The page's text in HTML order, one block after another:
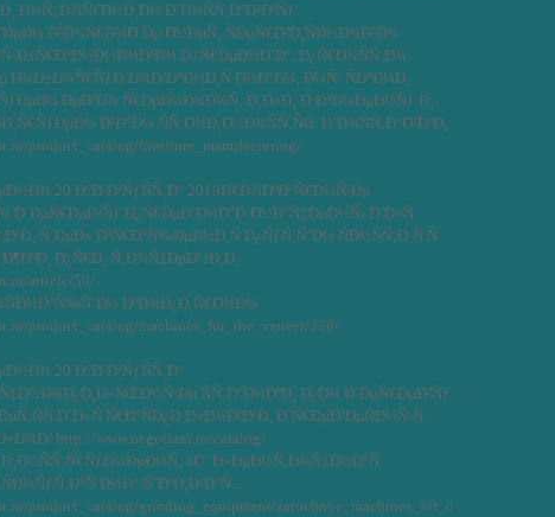
Ð¾Ñ„Ð¾Ñ€Ð¼Ð¸Ð¼ Ð´Ð¾ÑÑ‚Ð°Ð²ÐºÑƒ
Ð³Ð¾Ñ€Ð¾Ð´Ðµ Ð½ÐµÑ‚ ÑÐµÑ€Ð²Ð¸ÑÐ½Ð¾Ð³Ð¾
Ð±Ñ€ÐµÐ½Ð´Ð°, Ð¿Ñ€Ð¾ÑÑ‚Ð¾
Ð¾Ð±Ð¾Ñ€ÑƒÐ´Ð¾Ð²Ð°Ð½Ð¸Ñ Ð½Ð°Ð¼, Ð¼Ñ‹ ÑÐ°Ð¼Ð¸
ÐµÐ³Ð¾ Ñ€ÐµÐ¼Ð¾Ð½Ñ‚ Ð¸Ð»Ð¸ Ð·Ð°Ð¼ÐµÐ½Ñƒ Ð¸
Ð²Ð°Ð¼ ÑÑ‚Ð¾Ð¸Ð¼Ð¾ÑÑ‚ÑŒ Ð´Ð¾ÑÑ‚Ð°Ð²ÐºÐ¸
product_catalog/furniture_manufacturing/
20 Ð°Ð²Ð³ÑƒÑÑ‚Ð° 2019Ð¢Ð¾ÐºÐ°Ñ€Ð½Ñ‹Ðµ
Ð´ÐµÑ€ÐµÐ²Ñƒ Ð¿Ñ€ÐµÐ´Ð½Ð°Ð·Ð½Ð°Ñ‡ÐµÐ½Ñ‹ Ð´Ð»Ñ
Ñ‚ÐµÐ» Ð²Ñ€Ð°Ñ‰ÐµÐ½Ð¸Ñ Ð¿ÑƒÑ‚Ñ‘Ð¼ ÑÐ½ÑÑ‚Ð¸Ñ Ñ
Ð¿Ñ€Ð¸ Ñ‚Ð¾Ñ‡ÐµÐ½Ð¸Ð¸
article/59/
ÐºÐ¾Ð¿Ð¸Ñ€Ð¾Ð¼
product_catalog/machines_for_the_veneer/326/
20 Ð°Ð²Ð³ÑƒÑÑ‚Ð°
ÑÑ‚Ð°Ð½ÐºÐ¸ Ð¿Ð¾ Ð´ÐµÑ€ÐµÐ²Ñƒ
Ð´Ð»Ñ Ñ€Ð°ÑÐ¿Ð¸Ð»Ð¾Ð²ÐºÐ¸ Ð´Ñ€ÐµÐ²ÐµÑÐ½Ñ‹Ñ…
http://www.negotiant.ru/catalog/
â€” Ð»ÐµÐ½Ñ‚Ð¾Ñ‡Ð½Ð°Ñ
Ð½Ð° ÑˆÐºÐ¸Ð²Ð°Ñ…
product_catalog/grinding_equipment/zatochnye_machines_for_disk_saws/634/